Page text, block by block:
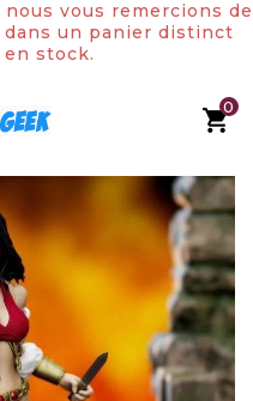
vous remercions de
dans un panier distinct
stock.
0